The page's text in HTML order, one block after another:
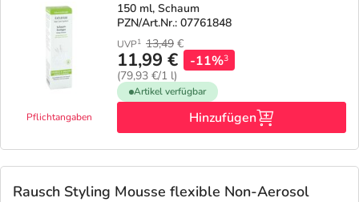
Pflichtangaben
150 ml, Schaum
PZN/Art.Nr.: 07761848
UVP1 13,49 €
11,99 €
(79,93 €/1 l)
-11%3
Artikel verfügbar
Hinzufügen
Rausch Styling Mousse flexible Non-Aerosol